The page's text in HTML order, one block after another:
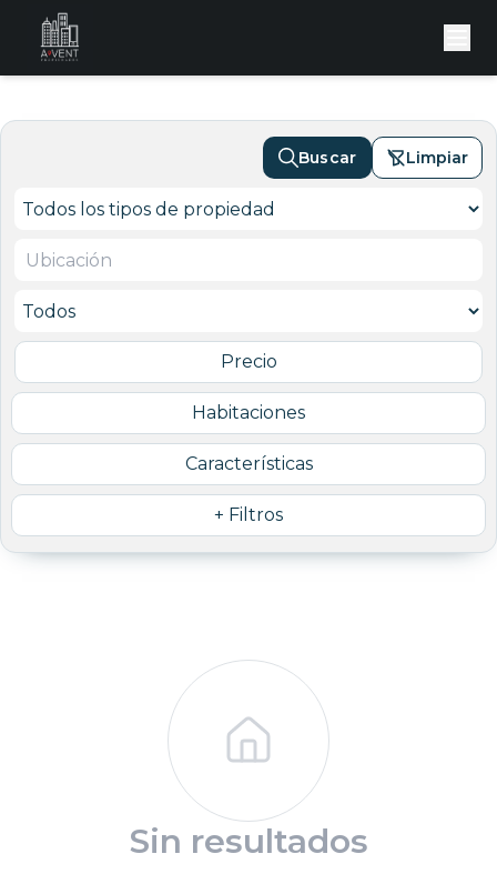
Precio
Habitaciones
Características
+ Filtros
Buscar Limpiar
Sin resultados